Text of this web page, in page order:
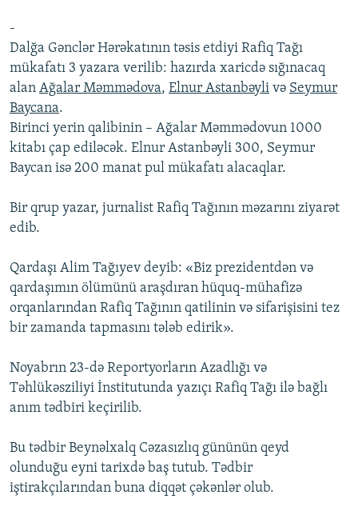
BIZIMLƏ ƏLAQƏ
XƏBƏR BÜLLETENLƏRIMIZ
RFE/RL-in bütün saytları
-
Dalğa Gənclər Hərəkatının təsis etdiyi Rafiq Tağı
mükafatı 3 yazara verilib: hazırda xaricdə sığınacaq
alan Ağalar Məmmədova, Elnur Astanbəyli və Seymur
Baycana.
Birinci yerin qalibinin – Ağalar Məmmədovun 1000
kitabı çap ediləcək. Elnur Astanbəyli 300, Seymur
Baycan isə 200 manat pul mükafatı alacaqlar.
Bir qrup yazar, jurnalist Rafiq Tağının məzarını ziyarət
edib.
Qardaşı Alim Tağıyev deyib: «Biz prezidentdən və
qardaşımın ölümünü araşdıran hüquq-mühafizə
orqanlarından Rafiq Tağının qatilinin və sifarişisini tez
bir zamanda tapmasını tələb edirik».
Noyabrın 23-də Reportyorların Azadlığı və
Təhlükəsziliyi İnstitutunda yazıçı Rafiq Tağı ilə bağlı
anım tədbiri keçirilib.
Bu tədbir Beynəlxalq Cəzasızlıq gününün qeyd
olunduğu eyni tarixdə baş tutub. Tədbir
iştirakçılarından buna diqqət çəkənlər olub.